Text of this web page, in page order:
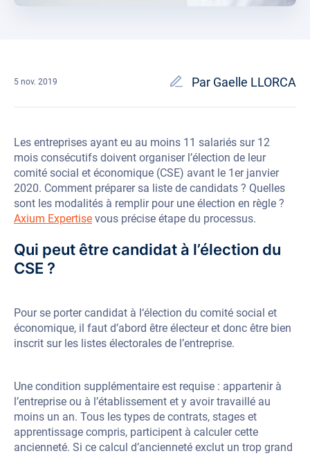
5 nov. 2019 Par Gaelle LLORCA
Les entreprises ayant eu au moins 11 salariés sur 12
mois consécutifs doivent organiser l’élection de leur
comité social et économique (CSE) avant le 1er janvier
2020. Comment préparer sa liste de candidats ? Quelles
sont les modalités à remplir pour une élection en règle ?
Axium Expertise vous précise étape du processus.
Qui peut être candidat à l’élection du
CSE ?
Pour se porter candidat à l‘élection du comité social et
économique, il faut d’abord être électeur et donc être bien
inscrit sur les listes électorales de l’entreprise.
Une condition supplémentaire est requise : appartenir à
l’entreprise ou à l’établissement et y avoir travaillé au
moins un an. Tous les types de contrats, stages et
apprentissage compris, participent à calculer cette
ancienneté. Si ce calcul d’ancienneté exclut un trop grand